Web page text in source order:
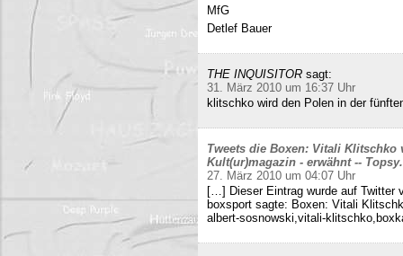
MfG
Detlef Bauer
THE INQUISITOR sagt:
31. März 2010 um 16:37 Uhr
klitschko wird den Polen in der
Tweets die Boxen: Vitali Klitschko
Kult(ur)magazin - erwähnt --
27. März 2010 um 04:07 Uhr
[…] Dieser Eintrag wurde auf Twitter
boxsport sagte: Boxen: Vitali
albert-sosnowski,vitali-